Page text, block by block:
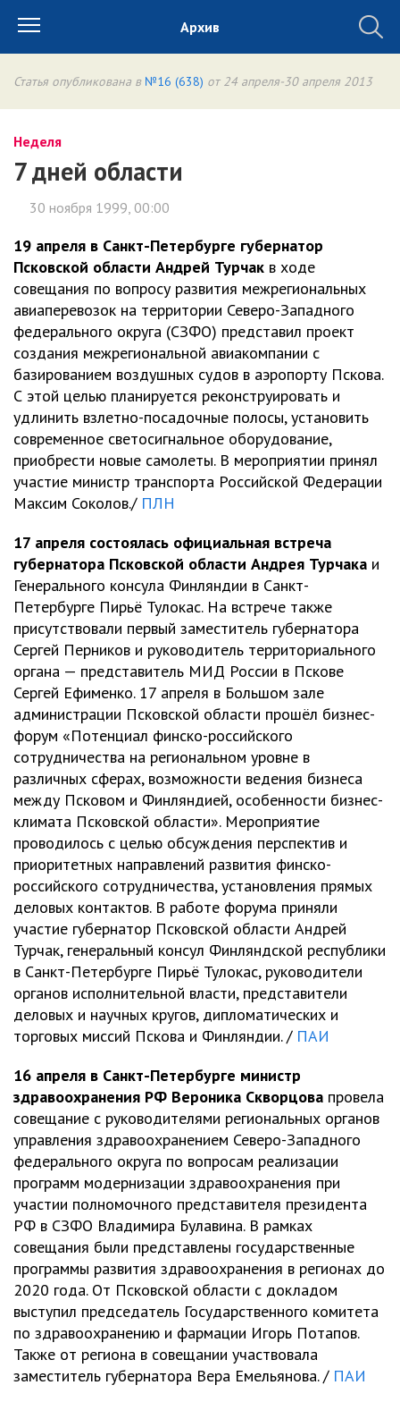
Архив
Статья опубликована в №16 (638) от 24 апреля-30 апреля 2013
Неделя
7 дней области
30 ноября 1999, 00:00
19 апреля в Санкт-Петербурге губернатор
Псковской области Андрей Турчак в ходе
совещания по вопросу развития межрегиональных
авиаперевозок на территории Северо-Западного
федерального округа (СЗФО) представил проект
создания межрегиональной авиакомпании с
базированием воздушных судов в аэропорту Пскова.
С этой целью планируется реконструировать и
удлинить взлетно-посадочные полосы, установить
современное светосигнальное оборудование,
приобрести новые самолеты. В мероприятии принял
участие министр транспорта Российской Федерации
Максим Соколов./ ПЛН
17 апреля состоялась официальная встреча
губернатора Псковской области Андрея Турчака и
Генерального консула Финляндии в Санкт-
Петербурге Пирьё Тулокас. На встрече также
присутствовали первый заместитель губернатора
Сергей Перников и руководитель территориального
органа — представитель МИД России в Пскове
Сергей Ефименко. 17 апреля в Большом зале
администрации Псковской области прошёл бизнес-
форум «Потенциал финско-российского
сотрудничества на региональном уровне в
различных сферах, возможности ведения бизнеса
между Псковом и Финляндией, особенности бизнес-
климата Псковской области». Мероприятие
проводилось с целью обсуждения перспектив и
приоритетных направлений развития финско-
российского сотрудничества, установления прямых
деловых контактов. В работе форума приняли
участие губернатор Псковской области Андрей
Турчак, генеральный консул Финляндской республики
в Санкт-Петербурге Пирьё Тулокас, руководители
органов исполнительной власти, представители
деловых и научных кругов, дипломатических и
торговых миссий Пскова и Финляндии. / ПАИ
16 апреля в Санкт-Петербурге министр
здравоохранения РФ Вероника Скворцова провела
совещание с руководителями региональных органов
управления здравоохранением Северо-Западного
федерального округа по вопросам реализации
программ модернизации здравоохранения при
участии полномочного представителя президента
РФ в СЗФО Владимира Булавина. В рамках
совещания были представлены государственные
программы развития здравоохранения в регионах до
2020 года. От Псковской области с докладом
выступил председатель Государственного комитета
по здравоохранению и фармации Игорь Потапов.
Также от региона в совещании участвовала
заместитель губернатора Вера Емельянова. / ПАИ